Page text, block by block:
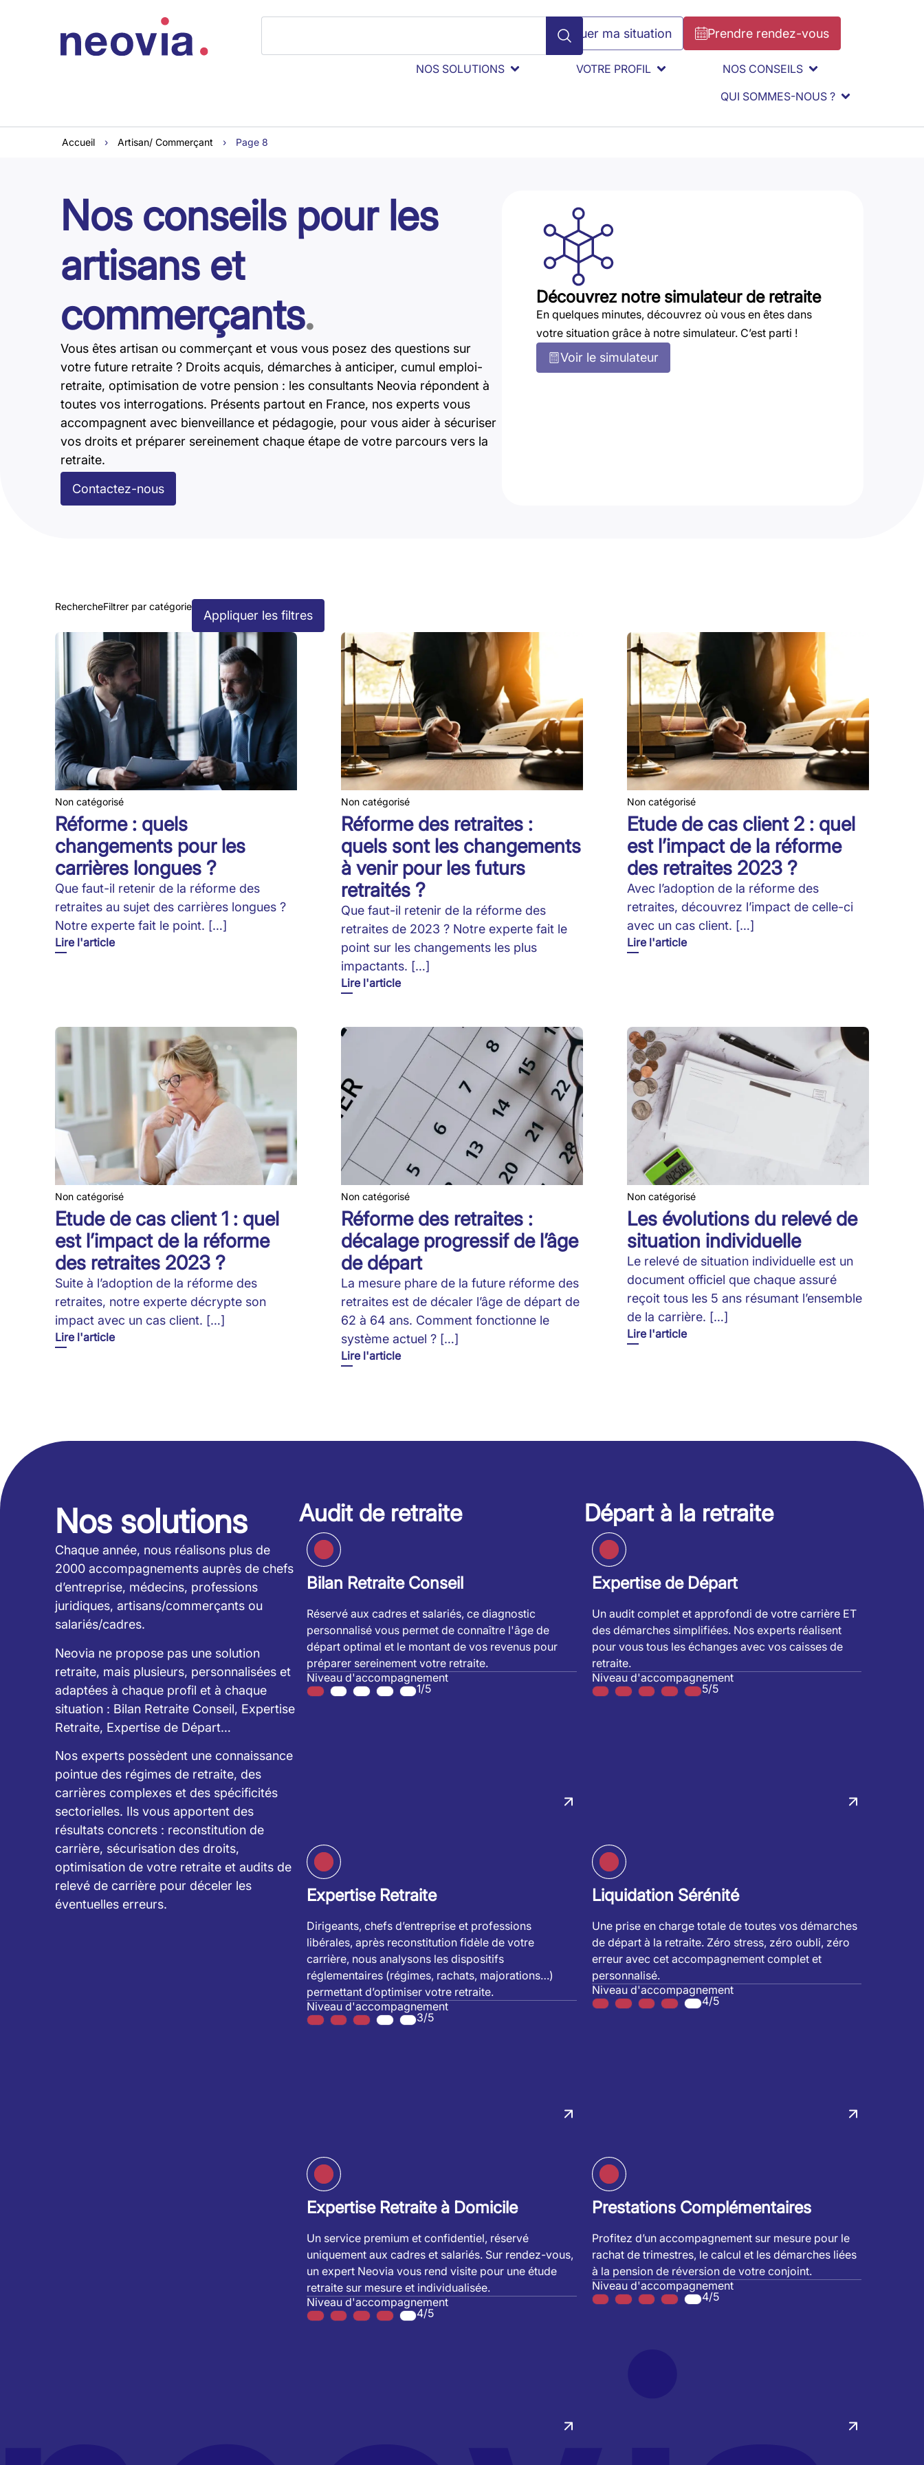
Évaluer ma situation Prendre rendez-vous
NOS SOLUTIONS VOTRE PROFIL
NOS CONSEILS
QUI SOMMES-NOUS ?
Accueil › Artisan/ Commerçant › Page 8
Nos conseils pour les
artisans et
commerçants.
Vous êtes artisan ou commerçant et vous vous posez des questions sur
votre future retraite ? Droits acquis, démarches à anticiper, cumul emploi-
retraite, optimisation de votre pension : les consultants Neovia répondent à
toutes vos interrogations. Présents partout en France, nos experts vous
accompagnent avec bienveillance et pédagogie, pour vous aider à sécuriser
vos droits et préparer sereinement chaque étape de votre parcours vers la
retraite.
Contactez-nous
Découvrez notre simulateur de retraite
En quelques minutes, découvrez où vous en êtes dans
votre situation grâce à notre simulateur. C’est parti !
Voir le simulateur
RechercheFiltrer par catégorie
Appliquer les filtres
Non catégorisé
Réforme : quels
changements pour les
carrières longues ?
Que faut-il retenir de la réforme des
retraites au sujet des carrières longues ?
Notre experte fait le point. […]
Lire l'article
Non catégorisé
Réforme des retraites :
quels sont les changements
à venir pour les futurs
retraités ?
Que faut-il retenir de la réforme des
retraites de 2023 ? Notre experte fait le
point sur les changements les plus
impactants. […]
Lire l'article
Non catégorisé
Etude de cas client 2 : quel
est l’impact de la réforme
des retraites 2023 ?
Avec l’adoption de la réforme des
retraites, découvrez l’impact de celle-ci
avec un cas client. […]
Lire l'article
Non catégorisé
Etude de cas client 1 : quel
est l’impact de la réforme
des retraites 2023 ?
Suite à l’adoption de la réforme des
retraites, notre experte décrypte son
impact avec un cas client. […]
Lire l'article
Non catégorisé
Réforme des retraites :
décalage progressif de l’âge
de départ
La mesure phare de la future réforme des
retraites est de décaler l’âge de départ de
62 à 64 ans. Comment fonctionne le
système actuel ? […]
Lire l'article
Non catégorisé
Les évolutions du relevé de
situation individuelle
Le relevé de situation individuelle est un
document officiel que chaque assuré
reçoit tous les 5 ans résumant l’ensemble
de la carrière. […]
Lire l'article
Nos solutions
Chaque année, nous réalisons plus de
2000 accompagnements auprès de chefs
d’entreprise, médecins, professions
juridiques, artisans/commerçants ou
salariés/cadres.
Neovia ne propose pas une solution
retraite, mais plusieurs, personnalisées et
adaptées à chaque profil et à chaque
situation : Bilan Retraite Conseil, Expertise
Retraite, Expertise de Départ…
Nos experts possèdent une connaissance
pointue des régimes de retraite, des
carrières complexes et des spécificités
sectorielles. Ils vous apportent des
résultats concrets : reconstitution de
carrière, sécurisation des droits,
optimisation de votre retraite et audits de
relevé de carrière pour déceler les
éventuelles erreurs.
Audit de retraite
Bilan Retraite Conseil
Réservé aux cadres et salariés, ce diagnostic
personnalisé vous permet de connaître l'âge de
départ optimal et le montant de vos revenus pour
préparer sereinement votre retraite.
Niveau d'accompagnement
1/5
Expertise Retraite
Dirigeants, chefs d’entreprise et professions
libérales, après reconstitution fidèle de votre
carrière, nous analysons les dispositifs
réglementaires (régimes, rachats, majorations…)
permettant d’optimiser votre retraite.
Niveau d'accompagnement
3/5
Expertise Retraite à Domicile
Un service premium et confidentiel, réservé
uniquement aux cadres et salariés. Sur rendez-vous,
un expert Neovia vous rend visite pour une étude
retraite sur mesure et individualisée.
Niveau d'accompagnement
4/5
Départ à la retraite
Expertise de Départ
Un audit complet et approfondi de votre carrière ET
des démarches simplifiées. Nos experts réalisent
pour vous tous les échanges avec vos caisses de
retraite.
Niveau d'accompagnement
5/5
Liquidation Sérénité
Une prise en charge totale de toutes vos démarches
de départ à la retraite. Zéro stress, zéro oubli, zéro
erreur avec cet accompagnement complet et
personnalisé.
Niveau d'accompagnement
4/5
Prestations Complémentaires
Profitez d’un accompagnement sur mesure pour le
rachat de trimestres, le calcul et les démarches liées
à la pension de réversion de votre conjoint.
Niveau d'accompagnement
4/5